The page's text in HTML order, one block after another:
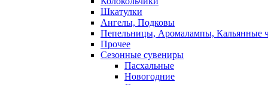
Шкатулки
Ангелы, Подковы
Пепельницы, Аромалампы, Кальянные
Прочее
Сезонные сувениры
Пасхальные
Новогодние